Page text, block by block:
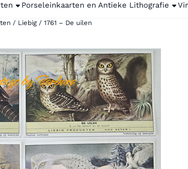
Porseleinkaarten en Antieke Lithografie
/ Liebig / 1761 – De uilen